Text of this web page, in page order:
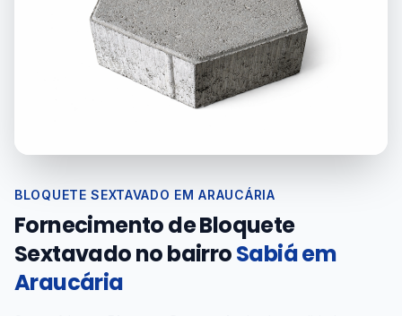
BLOQUETE SEXTAVADO EM ARAUCÁRIA
Fornecimento de Bloquete
Sextavado no bairroSabiá em
Araucária